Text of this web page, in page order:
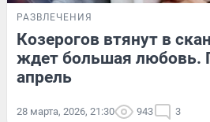
РАЗВЛЕЧЕНИЯ
Козерогов втянут в
ждет большая любовь.
апрель
28 марта, 2026, 21:30 943 3